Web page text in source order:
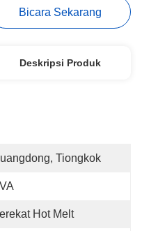
Bicara Sekarang
Deskripsi Produk
Tiongkok
Hot Melt